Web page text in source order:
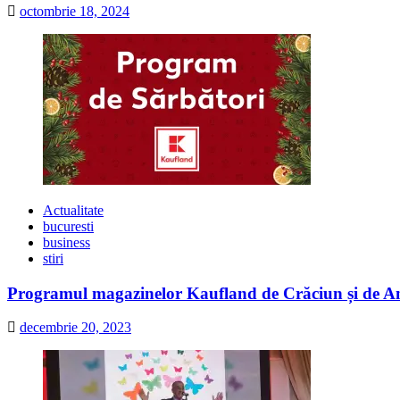
octombrie 18, 2024
Actualitate
bucuresti
business
stiri
Programul magazinelor Kaufland de Crăciun și de
decembrie 20, 2023